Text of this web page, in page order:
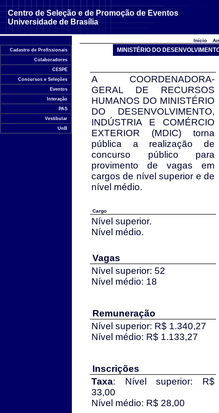
Centro de Seleção e de Promoção de Eventos
Universidade de Brasília
Cadastro de Profissionais
Colaboradores
CESPE
Concursos e Seleções
Eventos
Interação
PAS
Vestibular
UnB
Início
MINISTÉRIO DO
A COORDENADORA-
GERAL DE RECURSOS
HUMANOS DO MINISTÉRIO
DO DESENVOLVIMENTO,
INDÚSTRIA E COMÉRCIO
EXTERIOR (MDIC) torna
pública a realização de
concurso público para
provimento de vagas em
cargos de nível superior e de
nível médio.
Cargo
Nível superior.
Nível médio.
Vagas
Nível superior: 52
Nível médio: 18
Remuneração
Nível superior: R$ 1.340,27
Nível médio: R$ 1.133,27
Inscrições
Taxa: Nível superior: R$
33,00
Nível médio: R$ 28,00